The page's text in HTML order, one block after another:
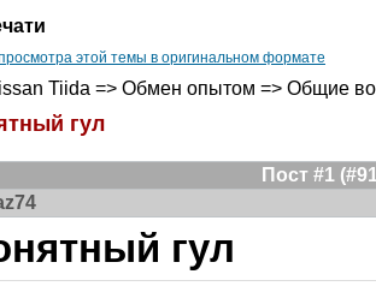
этой темы в оригинальном формате
Tiida => Обмен опытом => Общие
гул
Пост #1
гул